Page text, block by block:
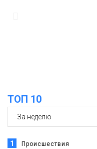
ТОП 10
1 Происшествия